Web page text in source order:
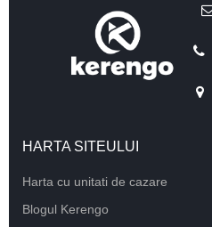
HARTA SITEULUI
Harta cu unitati de cazare
Blogul Kerengo